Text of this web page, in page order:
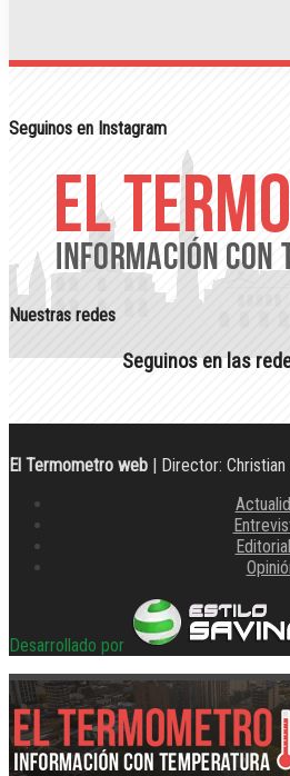
Seguinos en Instagram
Nuestras redes
Seguinos en las
El Termometro web | Director:
Desarrollado por